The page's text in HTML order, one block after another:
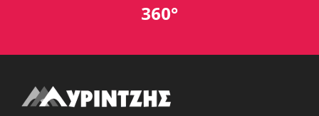
360°